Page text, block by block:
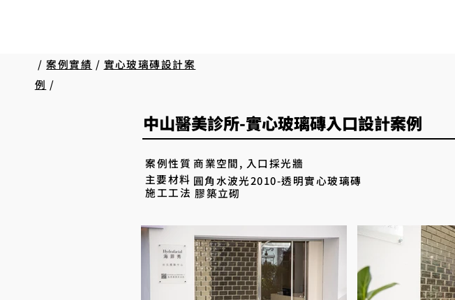
/案例實績 / 實心玻璃磚設計案
例 /
案例性質 商業空間, 入口採光牆
主要材料 圓角水波光2010-透明實心玻璃磚
施工工法 膠築立砌
中山醫美診所-實心玻璃磚入口設計案例